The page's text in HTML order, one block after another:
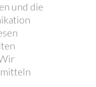
und die